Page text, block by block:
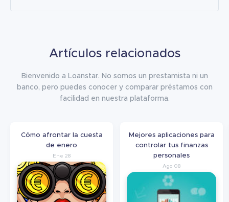
Artículos relacionados
Bienvenido a Loanstar. No somos un prestamista ni un
banco, pero puedes conocer y comparar préstamos con
facilidad en nuestra plataforma.
Cómo afrontar la cuesta
de enero
Ene 28
Mejores aplicaciones para
controlar tus finanzas
personales
Ago 08